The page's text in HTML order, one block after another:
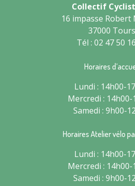
Collectif
16 impasse Robert
37000 Tours
Tél : 02 47 50
Horaires
Lundi : 14h00-
Mercredi : 14h00-
Samedi : 9h00-
Horaires Atelier vélo
Lundi : 14h00-
Mercredi : 14h00-
Samedi : 9h00-